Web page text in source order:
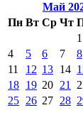
Май
Пн Вт Ср Чт
1
4
5 6 7 8
11
12 13 14
18 19 20 21
25 26 27 28